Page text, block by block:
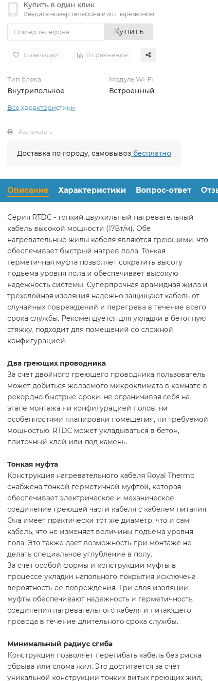
Купить в один клик
Введите номер телефона и мы перезвоним
Купить
В закладки В сравнение
Тип блока
Внутрипольное
Модуль Wi-Fi
Встроенный
Все характеристики
Распечатать
Доставка по городу, самовывоз бесплатно
Описание Характеристики Вопрос-ответ
Серия RTDC - тонкий двужильный нагревательный
кабель высокой мощности (17Вт/м). Обе
нагревательные жилы кабеля являются греющими, что
обеспечивает быстрый нагрев пола. Тонкая
герметичная муфта позволяет сократить высоту
подъема уровня пола и обеспечивает высокую
надежность системы. Суперпрочная арамидная жила и
трехслойная изоляция надежно защищают кабель от
случайных повреждений и перегрева в течение всего
срока службы. Рекомендуется для укладки в бетонную
стяжку, подходит для помещений со сложной
конфигурацией.
Два греющих проводника
За счет двойного греющего проводника пользователь
может добиться желаемого микроклимата в комнате в
рекордно быстрые сроки, не ограничивая себя на
этапе монтажа ни конфигурацией полов, ни
особенностями планировки помещения, ни требуемой
мощностью. RTDC может укладываться в бетон,
плиточный клей или под камень.
Тонкая муфта
Конструкция нагревательного кабеля Royal Thermo
снабжена тонкой герметичной муфтой, которая
обеспечивает электрическое и механическое
соединение греющей части кабеля с кабелем питания.
Она имеет практически тот же диаметр, что и сам
кабель, что не изменяет величины подъема уровня
пола. Это также дает возможность при монтаже не
делать специальное углубление в полу.
За счет особой формы и конструкции муфты в
процессе укладки напольного покрытия исключена
вероятность ее повреждения. Три слоя изоляции
муфты обеспечивают надежность и герметичность
соединения нагревательного кабеля и питающего
провода в течение длительного срока службы.
Минимальный радиус сгиба
Конструкция позволяет перегибать кабель без риска
обрыва или слома жил. Это достигается за счёт
уникальной конструкции тонких витых греющих жил,